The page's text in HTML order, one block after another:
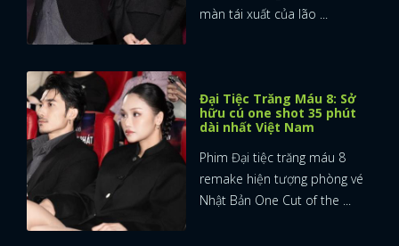
màn tái xuất của lão ...
Đại Tiệc Trăng Máu 8: Sở
hữu cú one shot 35 phút
dài nhất Việt Nam
Phim Đại tiệc trăng máu 8
remake hiện tượng phòng vé
Nhật Bản One Cut of the ...